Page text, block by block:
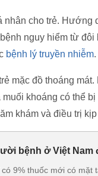
nhân cho trẻ.
nguy hiểm từ
bệnh lý truyền nhiễm.
mặc đồ thoáng
khoáng có thể
khám và điều trị
bệnh ở Việt
có 9% thuốc mới có mặt